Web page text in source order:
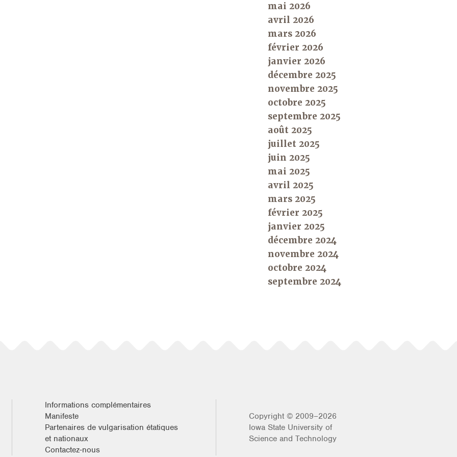
mai 2026
avril 2026
mars 2026
février 2026
janvier 2026
décembre 2025
novembre 2025
octobre 2025
septembre 2025
août 2025
juillet 2025
juin 2025
mai 2025
avril 2025
mars 2025
février 2025
janvier 2025
décembre 2024
novembre 2024
octobre 2024
septembre 2024
Informations complémentaires
Manifeste
Partenaires de vulgarisation étatiques
et nationaux
Contactez-nous
Copyright © 2009–2026
Iowa State University of
Science and Technology